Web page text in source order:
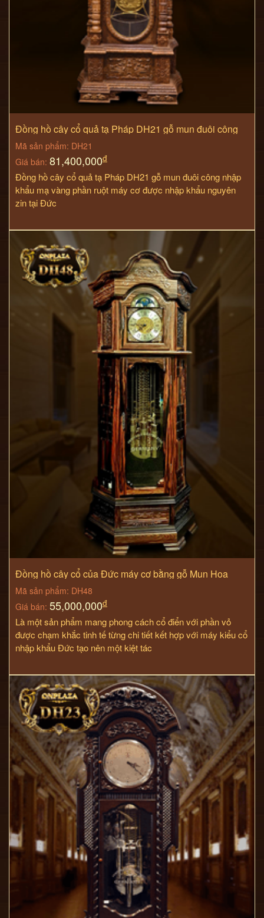
Đồng hồ cây cổ quả tạ Pháp DH21 gỗ mun đuôi công
nhập khẩu mạ vàng
Mã sản phẩm: DH21
Giá bán: 81,400,000đ
Đồng hồ cây cổ quả tạ Pháp DH21 gỗ mun đuôi công nhập
khẩu mạ vàngphần ruột máy cơ được nhập khẩu nguyên
zin tại Đức
Đồng hồ cây cổ của Đức máy cơ bằng gỗ Mun Hoa
DH48
Mã sản phẩm: DH48
Giá bán: 55,000,000đ
Là một sản phẩm mang phong cách cổ điển với phần vỏ
được chạm khắc tinh tế từng chi tiết kết hợp với máy kiểu cổ
nhập khẩu Đức tạo nên một kiệt tác